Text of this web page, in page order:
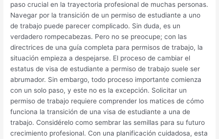
paso crucial en la trayectoria profesional de muchas personas.
Navegar por la transición de un permiso de estudiante a uno
de trabajo puede parecer complicado. Sin duda, es un
verdadero rompecabezas. Pero no se preocupe; con las
directrices de una guía completa para permisos de trabajo, la
situación empieza a despejarse. El proceso de cambiar el
estatus de visa de estudiante a permiso de trabajo suele ser
abrumador. Sin embargo, todo proceso importante comienza
con un solo paso, y este no es la excepción. Solicitar un
permiso de trabajo requiere comprender los matices de cómo
funciona la transición de una visa de estudiante a una de
trabajo. Considérelo como sembrar las semillas para su futuro
crecimiento profesional. Con una planificación cuidadosa, esta